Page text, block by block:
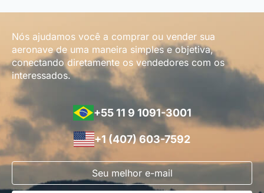
Nós ajudamos você a comprar ou vender sua
aeronave de uma maneira simples e objetiva,
conectando diretamente os vendedores com os
interessados.
+55 11 9 1091-3001
+1 (407) 603-7592